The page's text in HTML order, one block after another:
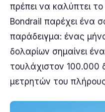
πρέπει να καλύπτει
Bondrail παρέχει ένα
παράδειγμα: ένας
δολαρίων σημαίνει
τουλάχιστον 100.000
μετρητών του